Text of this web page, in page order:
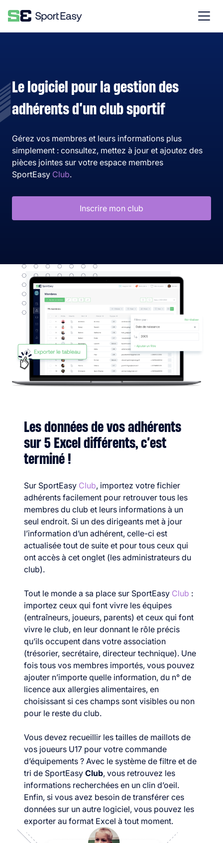
Le logiciel pour la gestion des
adhérents d’un club sportif
Gérez vos membres et leurs informations plus
simplement : consultez, mettez à jour et ajoutez des
pièces jointes sur votre espace membres
SportEasy Club.
Inscrire mon club
Les données de vos adhérents
sur 5 Excel différents, c’est
terminé !
Sur SportEasy Club, importez votre fichier
adhérents facilement pour retrouver tous les
membres du club et leurs informations à un
seul endroit. Si un des dirigeants met à jour
l’information d’un adhérent, celle-ci est
actualisée tout de suite et pour tous ceux qui
ont accès à cet onglet (les administrateurs du
club).
Tout le monde a sa place sur SportEasy Club :
importez ceux qui font vivre les équipes
(entraîneurs, joueurs, parents) et ceux qui font
vivre le club, en leur donnant le rôle précis
qu’ils occupent dans votre association
(trésorier, secrétaire, directeur technique). Une
fois tous vos membres importés, vous pouvez
ajouter n’importe quelle information, du n° de
licence aux allergies alimentaires, en
choisissant si ces champs sont visibles ou non
pour le reste du club.
Vous devez recueillir les tailles de maillots de
vos joueurs U17 pour votre commande
d’équipements ? Avec le système de filtre et de
tri de SportEasy Club, vous retrouvez les
informations recherchées en un clin d’oeil.
Enfin, si vous avez besoin de transférer ces
données sur un autre logiciel, vous pouvez les
exporter au format Excel à tout moment.